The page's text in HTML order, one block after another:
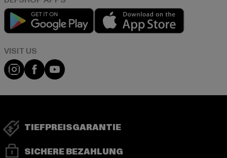
Play market
Visit our Instagram page:
Visit our Facebook page:
Visit our YouTube channel:
TIEFPREISGARANTIE
SICHERE BEZAHLUNG